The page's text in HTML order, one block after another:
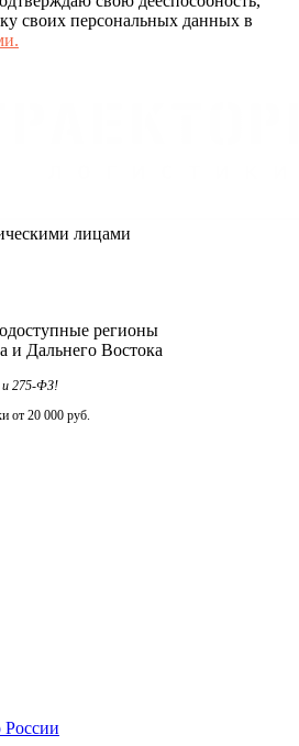
своих персональных данных в
лицами
регионы
и Дальнего Востока
275-ФЗ!
от 20 000 руб.
России